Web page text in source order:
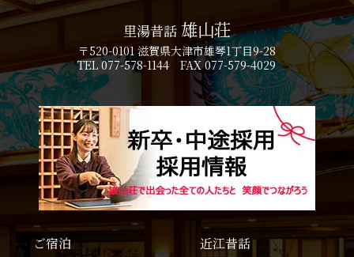
里湯昔話雄山荘
〒520-0101 滋賀県大津市雄琴1丁目9-28
TEL 077-578-1144 FAX 077-579-4029
ご宿泊
近江昔話